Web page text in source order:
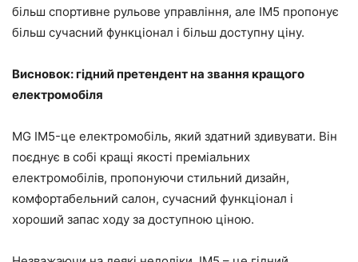
більш спортивне рульове управління, але IM5 пропонує
більш сучасний функціонал і більш доступну ціну.
Висновок: гідний претендент на звання кращого
електромобіля
MG IM5-це електромобіль, який здатний здивувати. Він
поєднує в собі кращі якості преміальних
електромобілів, пропонуючи стильний дизайн,
комфортабельний салон, сучасний функціонал і
хороший запас ходу за доступною ціною.